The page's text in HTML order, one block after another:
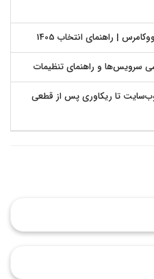
| راهنمای انتخاب 1405
تا ریکاوری پس از قطعی